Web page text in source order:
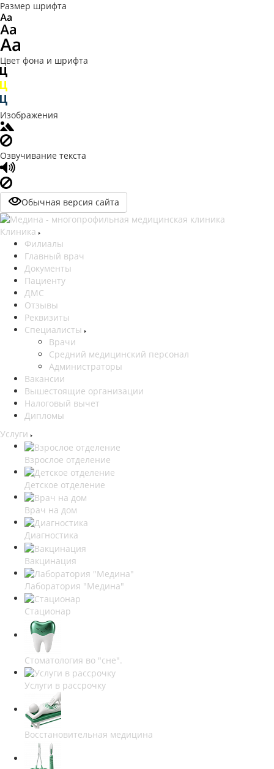
Размер шрифта
Цвет фона и шрифта
Изображения
Озвучивание текста
Обычная версия сайта
Клиника
Филиалы
Главный врач
Документы
Пациенту
ДМС
Отзывы
Реквизиты
Специалисты
Врачи
Средний медицинский персонал
Администраторы
Вакансии
Вышестоящие организации
Налоговый вычет
Дипломы
Услуги
Взрослое отделение
Детское отделение
Врач на дом
Диагностика
Вакцинация
Лаборатория "Медина"
Стационар
Стоматология во "сне".
Услуги в рассрочку
Восстановительная медицина